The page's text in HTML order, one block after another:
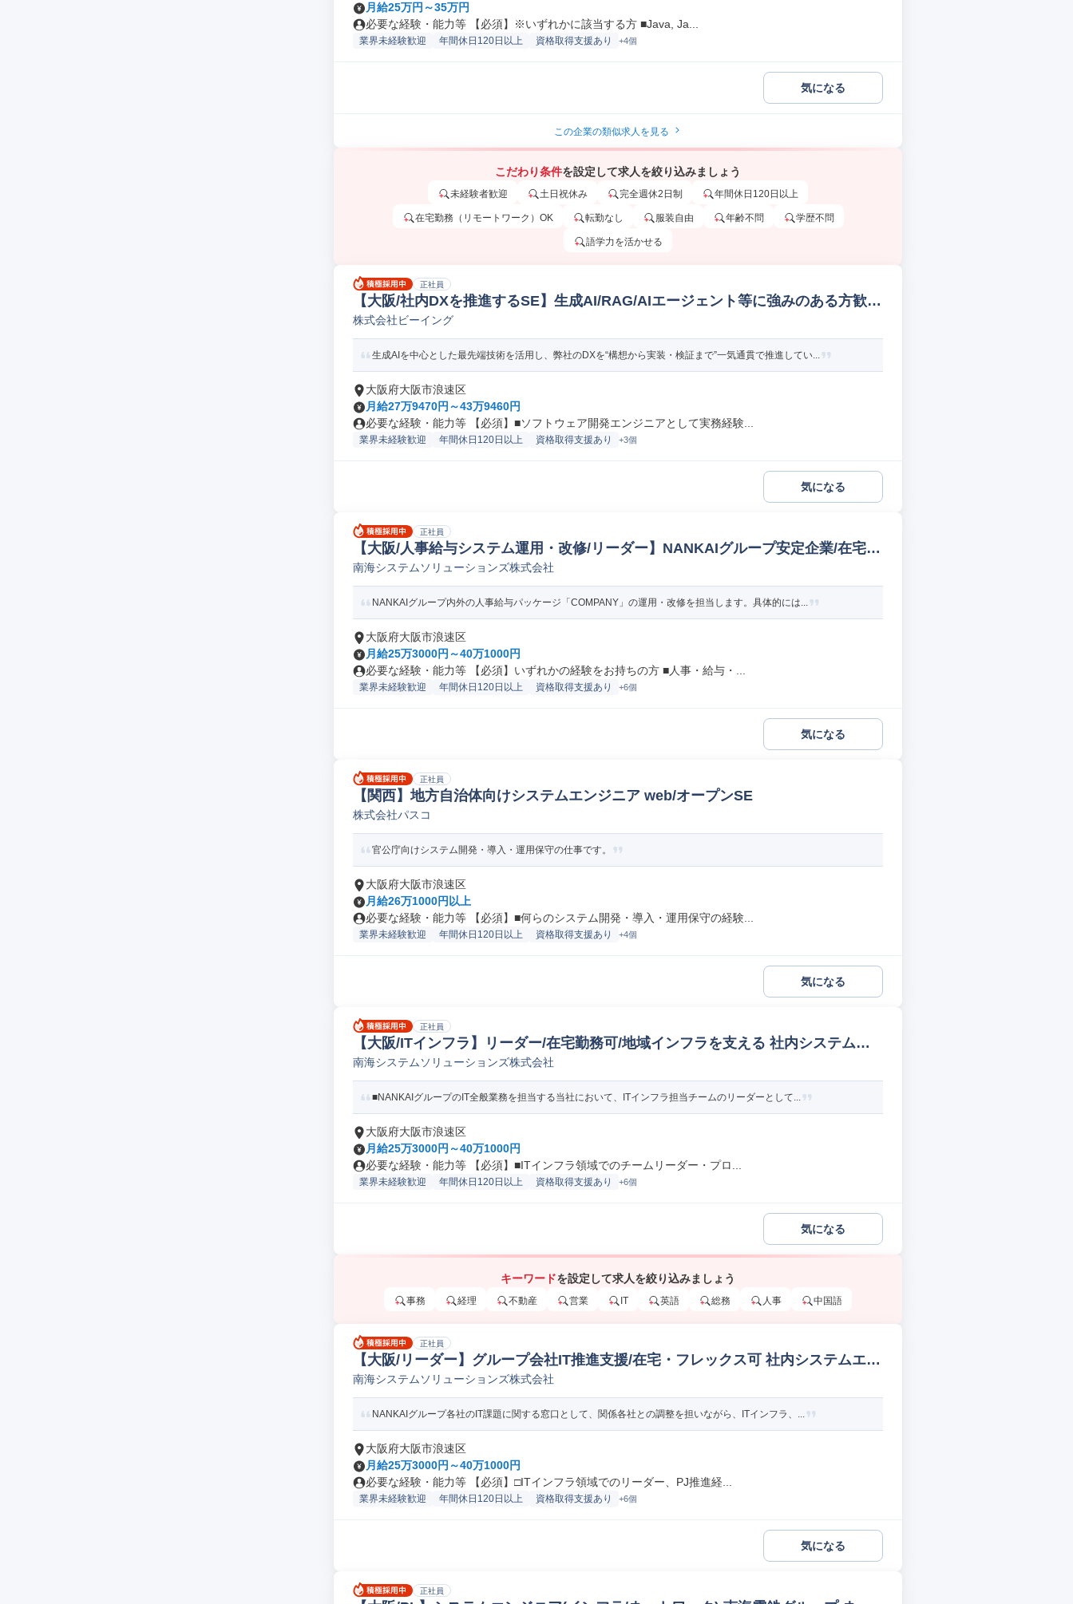
月給25万円～35万円
必要な経験・能力等 【必須】※いずれかに該当する方 ■Java, Ja...
業界未経験歓迎 年間休日120日以上 資格取得支援あり +4個
気になる
この企業の類似求人を見る
こだわり条件を設定して求人を絞り込みましょう
未経験者歓迎 土日祝休み 完全週休2日制 年間休日120日以上
在宅勤務（リモートワーク）OK 転勤なし 服装自由 年齢不問 学歴不問
語学力を活かせる
正社員
【大阪/社内DXを推進するSE】生成AI/RAG/AIエージェント等に強みのある方歓迎
社内システムエンジニア
株式会社ビーイング
生成AIを中心とした最先端技術を活用し、弊社のDXを“構想から実装・検証まで”一気通貫で推進してい...
大阪府大阪市浪速区
月給27万9470円～43万9460円
必要な経験・能力等 【必須】■ソフトウェア開発エンジニアとして実務経験...
業界未経験歓迎 年間休日120日以上 資格取得支援あり +3個
気になる
正社員
【大阪/人事給与システム運用・改修/リーダー】NANKAIグループ安定企業/在宅可
web/オープンSE
南海システムソリューションズ株式会社
NANKAIグループ内外の人事給与パッケージ「COMPANY」の運用・改修を担当します。具体的には...
大阪府大阪市浪速区
月給25万3000円～40万1000円
必要な経験・能力等 【必須】いずれかの経験をお持ちの方 ■人事・給与・...
業界未経験歓迎 年間休日120日以上 資格取得支援あり +6個
気になる
正社員
【関西】地方自治体向けシステムエンジニア web/オープンSE
株式会社パスコ
官公庁向けシステム開発・導入・運用保守の仕事です。
大阪府大阪市浪速区
月給26万1000円以上
必要な経験・能力等 【必須】■何らのシステム開発・導入・運用保守の経験...
業界未経験歓迎 年間休日120日以上 資格取得支援あり +4個
気になる
正社員
【大阪/ITインフラ】リーダー/在宅勤務可/地域インフラを支える 社内システムエ
ンジニア
南海システムソリューションズ株式会社
■NANKAIグループのIT全般業務を担当する当社において、ITインフラ担当チームのリーダーとして...
大阪府大阪市浪速区
月給25万3000円～40万1000円
必要な経験・能力等 【必須】■ITインフラ領域でのチームリーダー・プロ...
業界未経験歓迎 年間休日120日以上 資格取得支援あり +6個
気になる
キーワードを設定して求人を絞り込みましょう
事務 経理 不動産 営業 IT 英語 総務 人事 中国語
正社員
【大阪/リーダー】グループ会社IT推進支援/在宅・フレックス可 社内システムエン
ジニア
南海システムソリューションズ株式会社
NANKAIグループ各社のIT課題に関する窓口として、関係各社との調整を担いながら、ITインフラ、...
大阪府大阪市浪速区
月給25万3000円～40万1000円
必要な経験・能力等 【必須】□ITインフラ領域でのリーダー、PJ推進経...
業界未経験歓迎 年間休日120日以上 資格取得支援あり +6個
気になる
正社員